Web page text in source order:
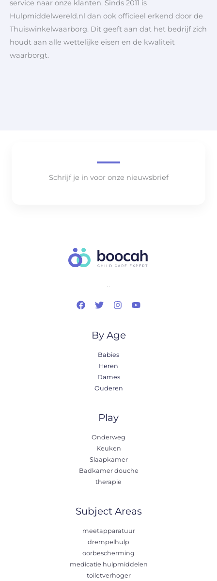
service naar onze klanten. Sinds 2011 is
Hulpmiddelwereld.nl dan ook officieel erkend door de
Thuiswinkelwaarborg. Dit geeft aan dat het bedrijf zich
houdt aan alle wettelijke eisen en de kwaliteit
waarborgt.
Schrijf je in voor onze nieuwsbrief
..
By Age
Babies
Heren
Dames
Ouderen
Play
Onderweg
Keuken
Slaapkamer
Badkamer douche
therapie
Subject Areas
meetapparatuur
drempelhulp
oorbescherming
medicatie hulpmiddelen
toiletverhoger